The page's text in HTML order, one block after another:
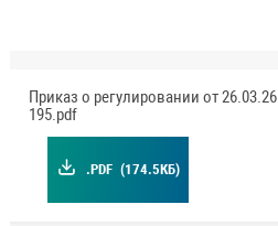
Приказ о регулировании от 26.03.26
195.pdf
.PDF (174.5КБ)